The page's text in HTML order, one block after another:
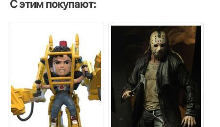
С этим покупают: